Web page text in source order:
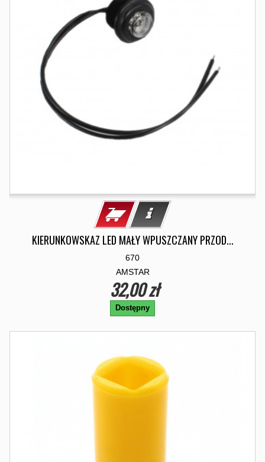
KIERUNKOWSKAZ LED MAŁY WPUSZCZANY PRZOD...
670
AMSTAR
32,00 zł
Dostępny